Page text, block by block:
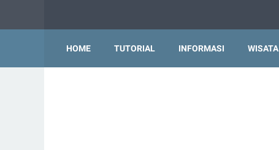
HOME TUTORIAL INFORMASI WISATA